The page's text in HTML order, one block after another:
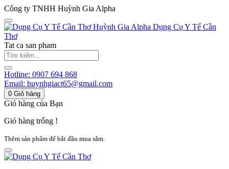
Công ty TNHH Huỳnh Gia Alpha
Huỳnh Gia Alpha Dụng Cụ Y Tế Cần
Thơ
Tat ca san pham
Hotline: 0907 694 868
Email: huynhgiact65@gmail.com
0 Giỏ hàng
Giỏ hàng của Bạn
Giỏ hàng trống !
Thêm sản phẩm để bắt đầu mua sắm.